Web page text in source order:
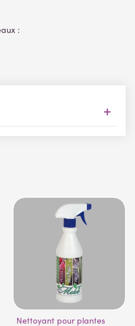
Nettoyant pour plantes